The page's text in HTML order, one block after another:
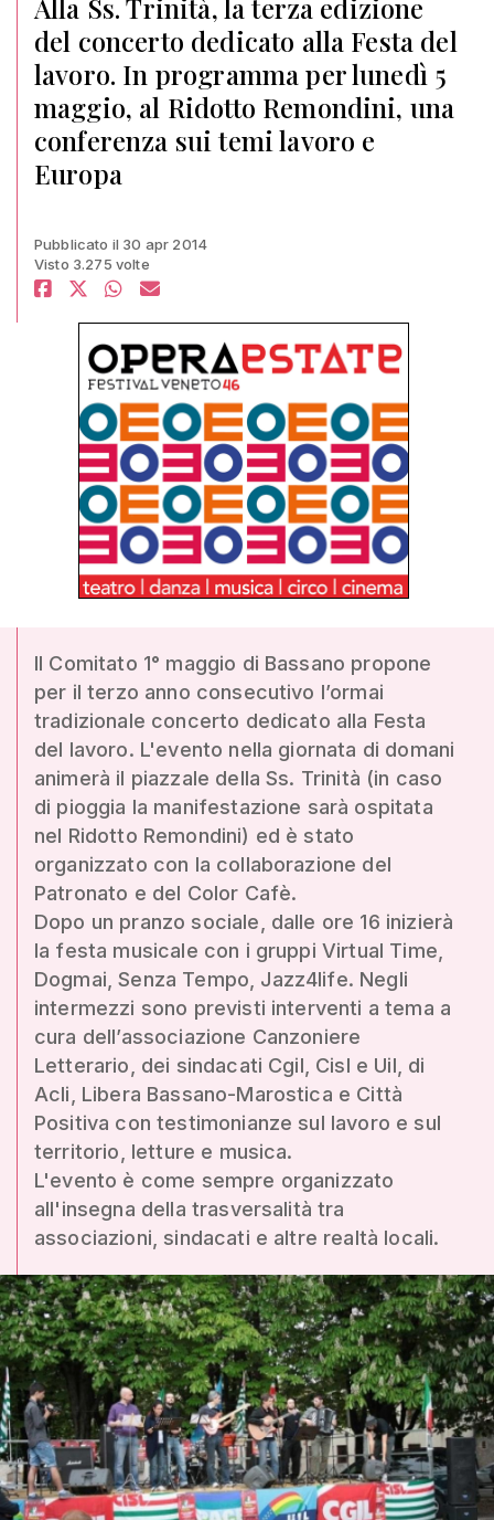
Alla Ss. Trinità, la terza edizione
del concerto dedicato alla Festa del
lavoro. In programma per lunedì 5
maggio, al Ridotto Remondini, una
conferenza sui temi lavoro e
Europa
Pubblicato il 30 apr 2014
Visto 3.275 volte
Il Comitato 1° maggio di Bassano propone
per il terzo anno consecutivo l’ormai
tradizionale concerto dedicato alla Festa
del lavoro. L'evento nella giornata di domani
animerà il piazzale della Ss. Trinità (in caso
di pioggia la manifestazione sarà ospitata
nel Ridotto Remondini) ed è stato
organizzato con la collaborazione del
Patronato e del Color Cafè.
Dopo un pranzo sociale, dalle ore 16 inizierà
la festa musicale con i gruppi Virtual Time,
Dogmai, Senza Tempo, Jazz4life. Negli
intermezzi sono previsti interventi a tema a
cura dell’associazione Canzoniere
Letterario, dei sindacati Cgil, Cisl e Uil, di
Acli, Libera Bassano-Marostica e Città
Positiva con testimonianze sul lavoro e sul
territorio, letture e musica.
L'evento è come sempre organizzato
all'insegna della trasversalità tra
associazioni, sindacati e altre realtà locali.